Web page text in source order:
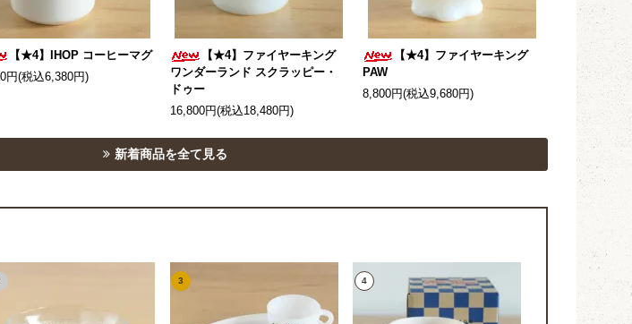
【★4】IHOP コーヒーマグ
円(税込6,380円)
【★4】ファイヤーキング
ワンダーランド スクラッピー・
ドゥー
16,800円(税込18,480円)
【★4】ファイヤーキング
PAW
8,800円(税込9,680円)
新着商品を全て見る
3 4